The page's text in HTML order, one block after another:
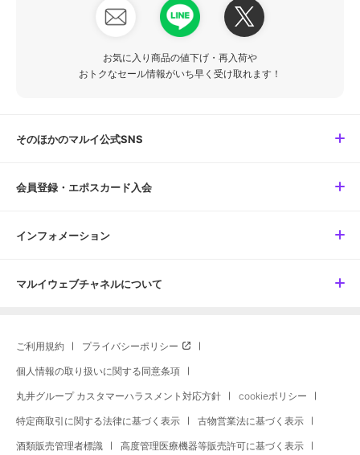
お気に入り商品の値下げ・再入荷や
おトクなセール情報がいち早く受け取れます！
そのほかのマルイ公式SNS
会員登録・エポスカード入会
インフォメーション
マルイウェブチャネルについて
ご利用規約 プライバシーポリシー
個人情報の取り扱いに関する同意条項
丸井グループ カスタマーハラスメント対応方針 cookieポリシー
特定商取引に関する法律に基づく表示 古物営業法に基づく表示
酒類販売管理者標識 高度管理医療機器等販売許可に基づく表示